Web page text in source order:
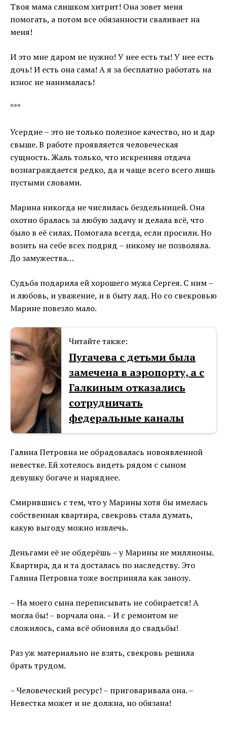
Твоя мама слишком хитрит! Она зовет меня
помогать, а потом все обязанности сваливает на
меня!
И это мне даром не нужно! У нее есть ты! У нее есть
дочь! И есть она сама! А я за бесплатно работать на
износ не нанималась!
***
Усердие – это не только полезное качество, но и дар
свыше. В работе проявляется человеческая
сущность. Жаль только, что искренняя отдача
вознаграждается редко, да и чаще всего всего лишь
пустыми словами.
Марина никогда не числилась бездельницей. Она
охотно бралась за любую задачу и делала всё, что
было в её силах. Помогала всегда, если просили. Но
возить на себе всех подряд – никому не позволяла.
До замужества…
Судьба подарила ей хорошего мужа Сергея. С ним –
и любовь, и уважение, и в быту лад. Но со свекровью
Марине повезло мало.
Читайте также:
Пугачева с детьми была
замечена в аэропорту, а с
Галкиным отказались
сотрудничать
федеральные каналы
Галина Петровна не обрадовалась новоявленной
невестке. Ей хотелось видеть рядом с сыном
девушку богаче и наряднее.
Смирившись с тем, что у Марины хотя бы имелась
собственная квартира, свекровь стала думать,
какую выгоду можно извлечь.
Деньгами её не обдерёшь – у Марины не миллионы.
Квартира, да и та досталась по наследству. Это
Галина Петровна тоже восприняла как занозу.
– На моего сына переписывать не собирается! А
могла бы! – ворчала она. – И с ремонтом не
сложилось, сама всё обновила до свадьбы!
Раз уж материально не взять, свекровь решила
брать трудом.
– Человеческий ресурс! – приговаривала она. –
Невестка может и не должна, но обязана!